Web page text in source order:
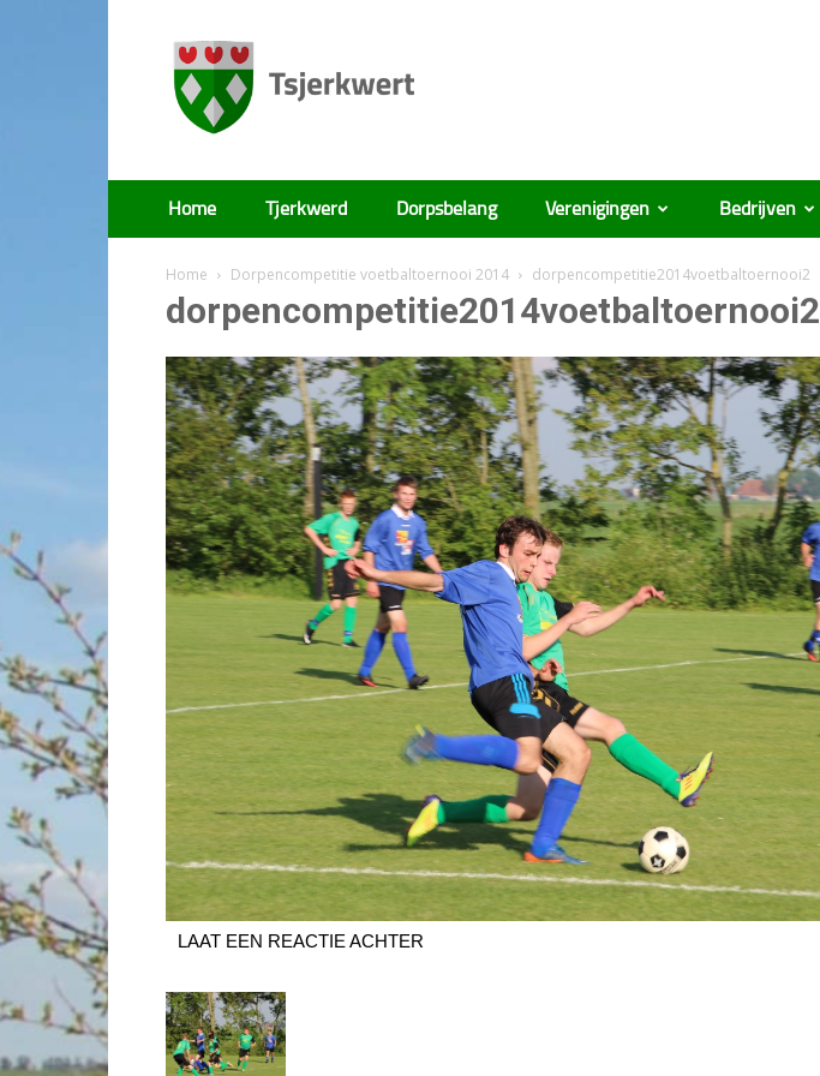
Tsjerkwert
Home Tjerkwerd Dorpsbelang Verenigingen Bedrijven
Home Dorpencompetitie voetbaltoernooi 2014 dorpencompetitie2014voetbaltoernooi2
dorpencompetitie2014voetbaltoernooi2
LAAT EEN REACTIE ACHTER